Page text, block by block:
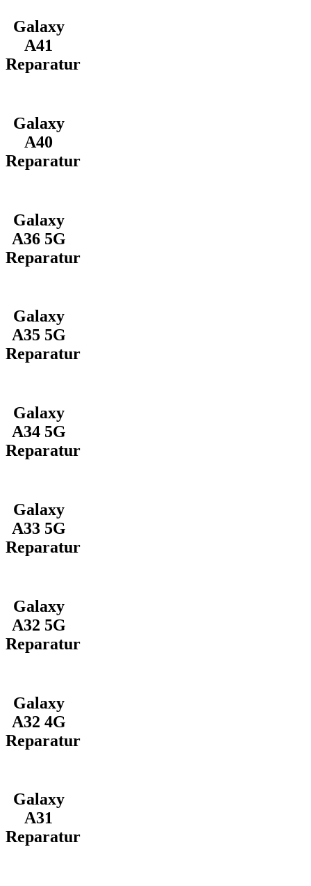
Galaxy
A41
Reparatur
Galaxy
A40
Reparatur
Galaxy
A36 5G
Reparatur
Galaxy
A35 5G
Reparatur
Galaxy
A34 5G
Reparatur
Galaxy
A33 5G
Reparatur
Galaxy
A32 5G
Reparatur
Galaxy
A32 4G
Reparatur
Galaxy
A31
Reparatur